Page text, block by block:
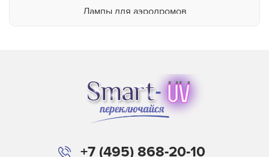
Лампы для аэродромов
Для теплиц
Для типографий и фотолабораторий
Лампы общего назначения
+7 (495) 868-20-10